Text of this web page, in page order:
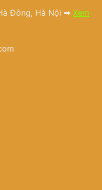
Đông, Hà Nội ➡ Xem